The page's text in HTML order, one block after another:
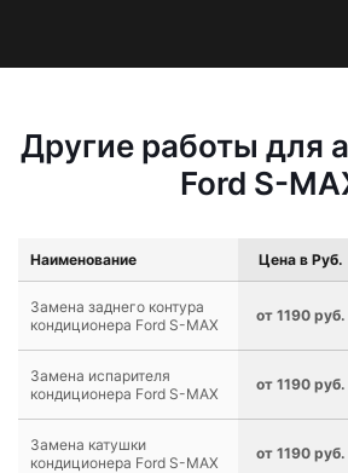
Другие работы для
Ford S-
Наименование Цена в Руб.
Замена заднего контура
кондиционера Ford S-MAX
от 1190 руб.
Замена испарителя
кондиционера Ford S-MAX
от 1190 руб.
Замена катушки
кондиционера Ford S-MAX
от 1190 руб.